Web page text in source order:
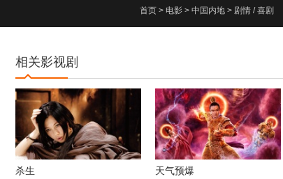
首页 > 电影 > 中国内地 > 剧情 / 喜剧
相关影视剧
杀生 天气预爆